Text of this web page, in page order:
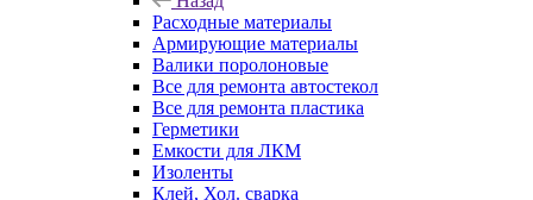
Расходные материалы
Армирующие материалы
Валики поролоновые
Все для ремонта автостекол
Все для ремонта пластика
Герметики
Емкости для ЛКМ
Изоленты
Клей, Хол. сварка